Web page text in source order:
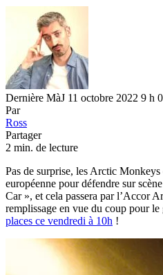
Dernière MàJ 11 octobre 2022 9 h
Par
Ross
Partager
2 min. de lecture
Pas de surprise, les Arctic
européenne pour défendre sur
Car », et cela passera par l’Accor
remplissage en vue du coup pour
places ce vendredi à 10h !